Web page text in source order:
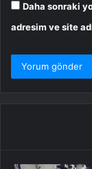
Daha sonraki
adresim ve site